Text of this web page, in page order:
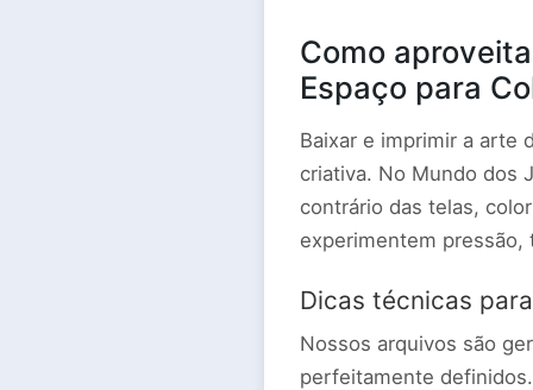
Como
Espaço para
Baixar e imprimir a arte
criativa. No Mundo dos
contrário das telas,
experimentem
Dicas técnicas
Nossos arquivos são
perfeitamente